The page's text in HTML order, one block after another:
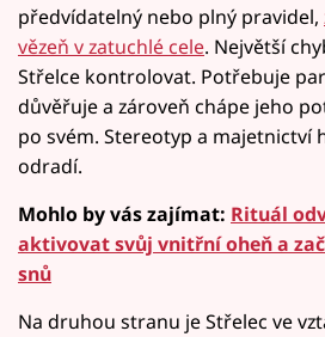
předvídatelný nebo plný pravidel,
vězeň v zatuchlé cele. Největší
Střelce kontrolovat. Potřebuje
důvěřuje a zároveň chápe jeho
po svém. Stereotyp a majetnictví
odradí.
Mohlo by vás zajímat: Rituál
aktivovat svůj vnitřní oheň a
snů
Na druhou stranu je Střelec ve